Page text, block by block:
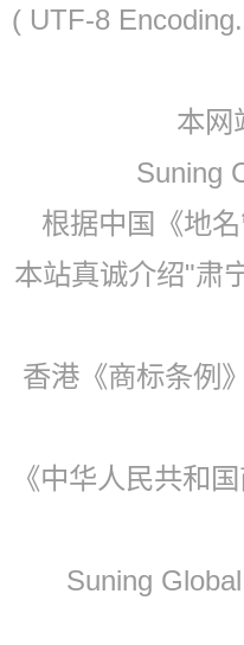
( UTF-8
本网
Suning
根据中国《地
本站真诚介绍"肃
香港《商标条例
《中华人民共和
Suning